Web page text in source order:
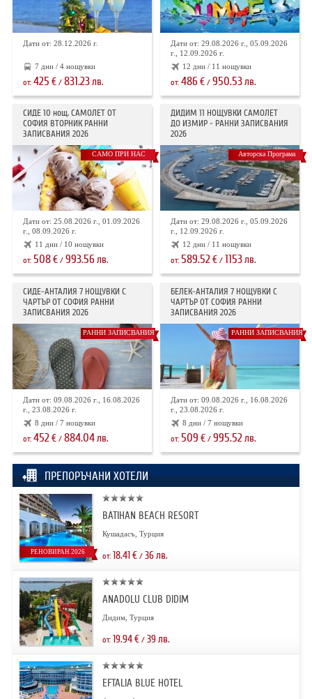
Дати от: 28.12.2026 г.
7 дни / 4 нощувки
от: 425 €/ 831.23лв.
Дати от: 29.08.2026 г., 05.09.2026
г., 12.09.2026 г.
12 дни / 11 нощувки
от:486€ /950.53лв.
СИДЕ 10 нощ. САМОЛЕТ ОТ
СОФИЯ ВТОРНИК РАННИ
ЗАПИСВАНИЯ 2026
САМО ПРИ НАС
Дати от: 25.08.2026 г., 01.09.2026
г., 08.09.2026 г.
11 дни / 10 нощувки
от: 508€/ 993.56лв.
ДИДИМ 11 НОЩУВКИ САМОЛЕТ
ДО ИЗМИР - РАННИ ЗАПИСВАНИЯ
2026
Авторска Програма
Дати от: 29.08.2026 г., 05.09.2026
г., 12.09.2026 г.
12 дни / 11 нощувки
от:589.52€ / 1153лв.
СИДЕ-АНТАЛИЯ 7 НОЩУВКИ С
ЧАРТЪР OT СОФИЯ РАННИ
ЗАПИСВАНИЯ 2026
РАННИ ЗАПИСВАНИЯ
Дати от: 09.08.2026 г., 16.08.2026
г., 23.08.2026 г.
8 дни / 7 нощувки
от: 452€/ 884.04лв.
БЕЛЕК-АНТАЛИЯ 7 НОЩУВКИ С
ЧАРТЪР ОТ СОФИЯ РАННИ
ЗАПИСВАНИЯ 2026
РАННИ ЗАПИСВАНИЯ
Дати от: 09.08.2026 г., 16.08.2026
г., 23.08.2026 г.
8 дни / 7 нощувки
от:509 € /995.52лв.
ПРЕПОРЪЧАНИ ХОТЕЛИ
РЕНОВИРАН 2026
BATIHAN BEACH RESORT
Кушадасъ, Турция
от: 18.41€/ 36лв.
ANADOLU CLUB DIDIM
Дидим, Турция
от: 19.94€/ 39 лв.
EFTALIA BLUE HOTEL